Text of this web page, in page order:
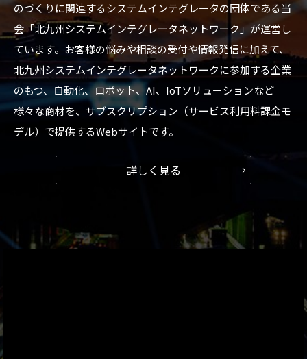
のづくりに関連するシステムインテグレータの団体である当
会「北九州システムインテグレータネットワーク」が運営し
ています。お客様の悩みや相談の受付や情報発信に加えて、
北九州システムインテグレータネットワークに参加する企業
のもつ、自動化、ロボット、AI、IoTソリューションなど
様々な商材を、サブスクリプション（サービス利用料課金モ
デル）で提供するWebサイトです。
詳しく見る